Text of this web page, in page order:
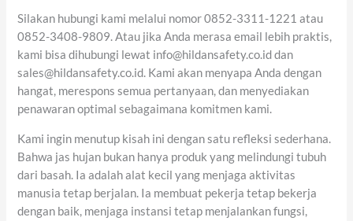
Silakan hubungi kami melalui nomor 0852-3311-1221 atau
0852-3408-9809. Atau jika Anda merasa email lebih praktis,
kami bisa dihubungi lewat info@hildansafety.co.id dan
sales@hildansafety.co.id. Kami akan menyapa Anda dengan
hangat, merespons semua pertanyaan, dan menyediakan
penawaran optimal sebagaimana komitmen kami.
Kami ingin menutup kisah ini dengan satu refleksi sederhana.
Bahwa jas hujan bukan hanya produk yang melindungi tubuh
dari basah. Ia adalah alat kecil yang menjaga aktivitas
manusia tetap berjalan. Ia membuat pekerja tetap bekerja
dengan baik, menjaga instansi tetap menjalankan fungsi,